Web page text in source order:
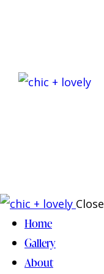
Close
Home
Gallery
About